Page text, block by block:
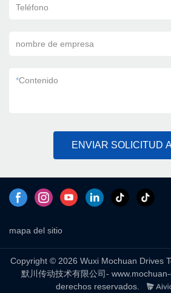
Teléfono
nombre de empresa
*Contenido
ENVIAR SOLICITUD
mapa del sitio
Copyright © 2026 Wuxi Mochuan Drives
默川传动技术有限公司-
derechos reservados.